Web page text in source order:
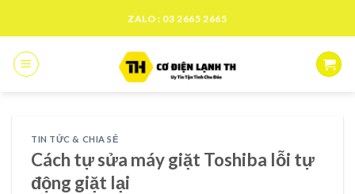
content
ZALO : 03 2665 2665
TIN TỨC & CHIA SẺ
Cách tự sửa máy giặt Toshiba lỗi tự
động giặt lại